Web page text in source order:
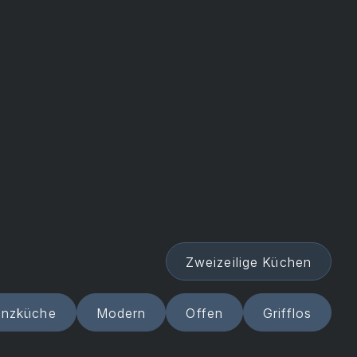
Modern Offen Grifflos
Zweizeilige Küchen